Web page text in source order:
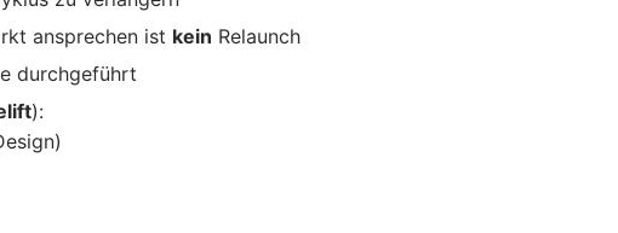
ansprechen ist kein Relaunch
durchgeführt
):